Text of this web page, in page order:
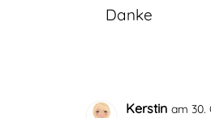
Danke
Kerstin am 30.